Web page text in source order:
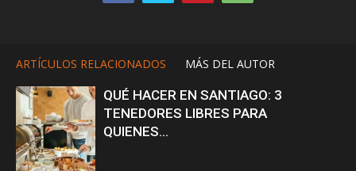
ARTÍCULOS RELACIONADOS MÁS DEL AUTOR
QUÉ HACER EN SANTIAGO: 3
TENEDORES LIBRES PARA
QUIENES...